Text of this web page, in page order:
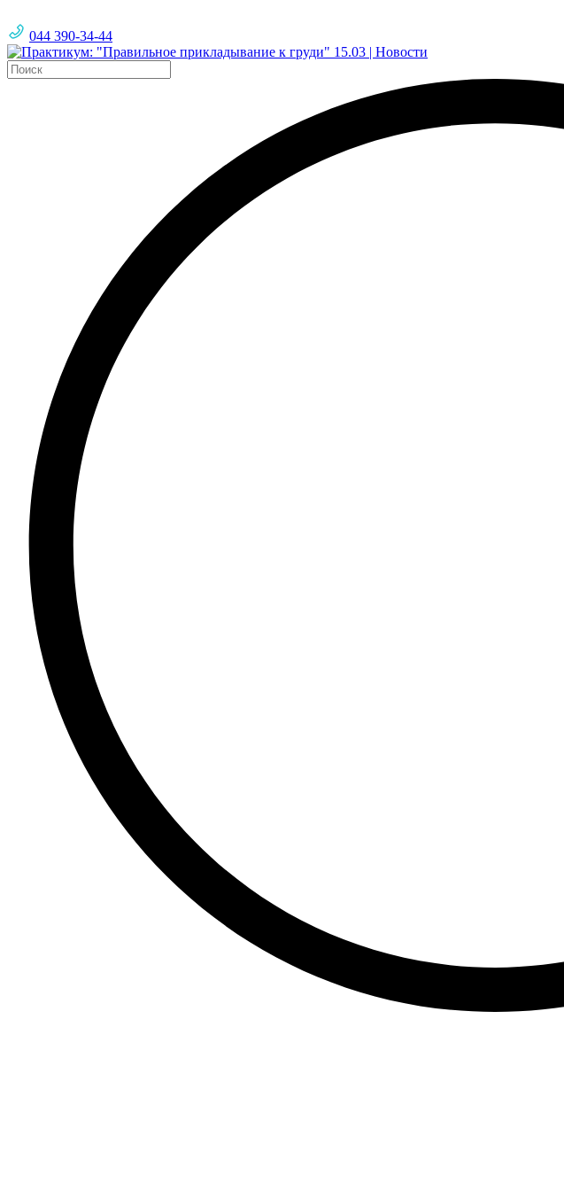
044 390-34-44